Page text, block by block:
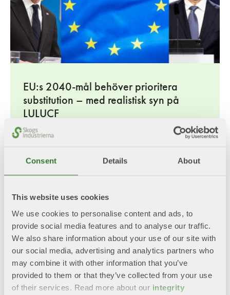
Consent Details About
This website uses cookies
We use cookies to personalise content and ads, to
provide social media features and to analyse our traffic.
We also share information about your use of our site with
our social media, advertising and analytics partners who
may combine it with other information that you’ve
provided to them or that they’ve collected from your use
of their services. Read more about our integrity
EU:s 2040-mål behöver prioritera
substitution – med realistisk syn på
LULUCF
2025-09-17
möts på inbjudan av Sverige och Finlands
regeringar för att prata om skog och bioekonomi.
Läs mer